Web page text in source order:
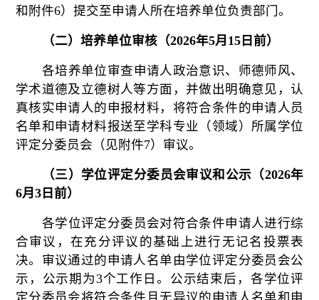
和附件6）提交至申请人所在培养单位负责部门。
（二）培养单位审核（2026年5月 15日前）
各培养单位审查申请人政治意识、师德师风、
学术道德及立德树人等方面，并做出明确意见，认
真核实申请人的申报材料，将符合条件的申请人员
名单和申请材料报送至学科专业（领域）所属学位
评定分委员会（见附件7）审议。
（三） 学位评定分委员会审议和公示（2026年
6月 3日前）
各学位评定分委员会对符合条件申请人进行综
合审议，在充分评议的基础上进行无记名投票表
决。审议通过的申请人名单由学位评定分委员会公
示，公示期为3个工作日。公示结束后，各学位评
定分委员会将符合条件且无异议的申请人名单和申